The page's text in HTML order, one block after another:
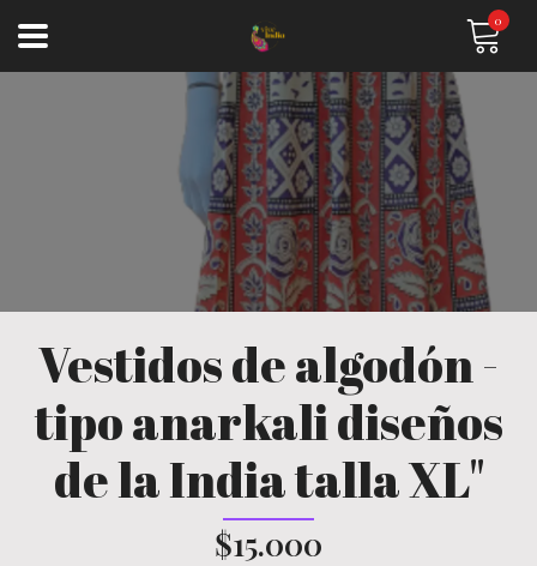
0
Vestidos de algodón -
tipo anarkali diseños
de la India talla XL"
$15.000